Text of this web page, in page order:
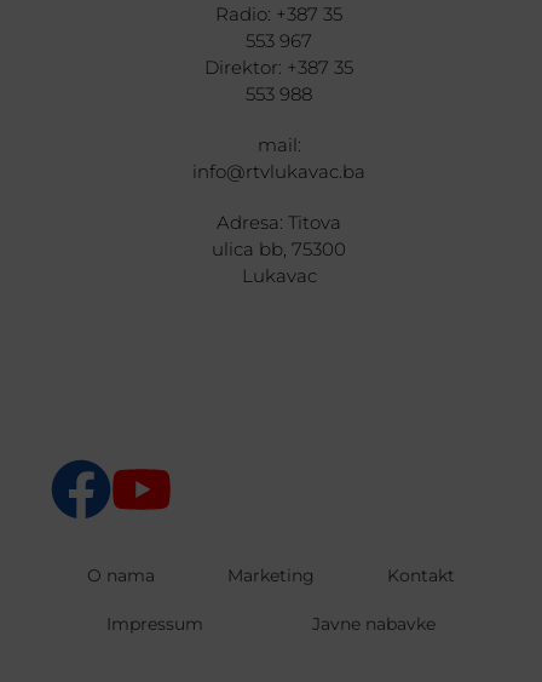
Radio: +387 35
553 967
Direktor: +387 35
553 988
mail:
info@rtvlukavac.ba
Adresa: Titova
ulica bb, 75300
Lukavac
O nama Marketing Kontakt
Impressum Javne nabavke